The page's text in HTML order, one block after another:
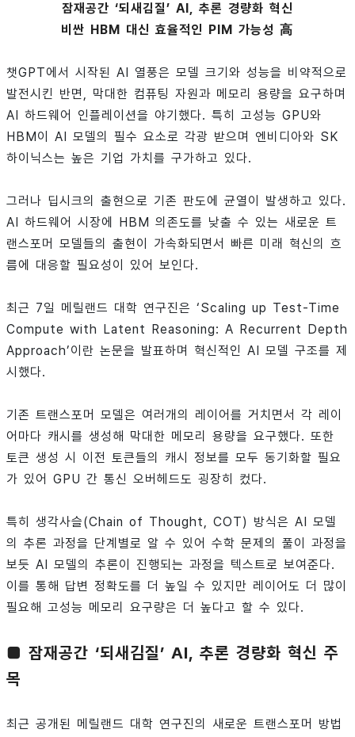
잠재공간 ‘되새김질’ AI, 추론 경량화 혁신
비싼 HBM 대신 효율적인 PIM 가능성 高
챗GPT에서 시작된 AI 열풍은 모델 크기와 성능을 비약적으로
발전시킨 반면, 막대한 컴퓨팅 자원과 메모리 용량을 요구하며
AI 하드웨어 인플레이션을 야기했다. 특히 고성능 GPU와
HBM이 AI 모델의 필수 요소로 각광 받으며 엔비디아와 SK
하이닉스는 높은 기업 가치를 구가하고 있다.
그러나 딥시크의 출현으로 기존 판도에 균열이 발생하고 있다.
AI 하드웨어 시장에 HBM 의존도를 낮출 수 있는 새로운 트
랜스포머 모델들의 출현이 가속화되면서 빠른 미래 혁신의 흐
름에 대응할 필요성이 있어 보인다.
최근 7일 메릴랜드 대학 연구진은 ‘Scaling up Test-Time
Compute with Latent Reasoning: A Recurrent Depth
Approach’이란 논문을 발표하며 혁신적인 AI 모델 구조를 제
시했다.
기존 트랜스포머 모델은 여러개의 레이어를 거치면서 각 레이
어마다 캐시를 생성해 막대한 메모리 용량을 요구했다. 또한
토큰 생성 시 이전 토큰들의 캐시 정보를 모두 동기화할 필요
가 있어 GPU 간 통신 오버헤드도 굉장히 컸다.
특히 생각사슬(Chain of Thought, COT) 방식은 AI 모델
의 추론 과정을 단계별로 알 수 있어 수학 문제의 풀이 과정을
보듯 AI 모델의 추론이 진행되는 과정을 텍스트로 보여준다.
이를 통해 답변 정확도를 더 높일 수 있지만 레이어도 더 많이
필요해 고성능 메모리 요구량은 더 높다고 할 수 있다.
■ 잠재공간 ‘되새김질’ AI, 추론 경량화 혁신 주
목
최근 공개된 메릴랜드 대학 연구진의 새로운 트랜스포머 방법